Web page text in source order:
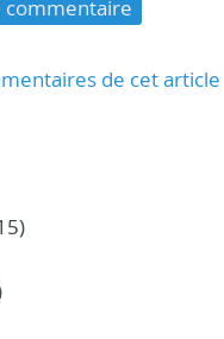
de cet article